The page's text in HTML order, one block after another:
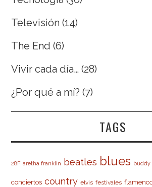
Televisión (14)
The End (6)
Vivir cada día… (28)
¿Por qué a mí? (7)
TAGS
28F aretha franklin beatles blues buddy
conciertos country elvis festivales